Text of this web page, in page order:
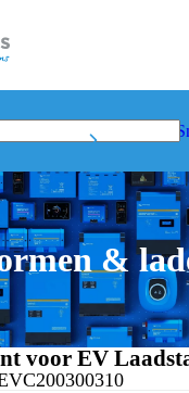
&
voor EV